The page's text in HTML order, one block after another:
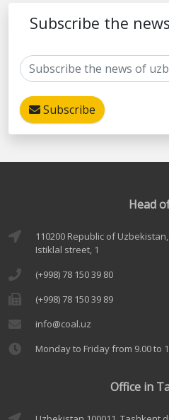
Subscribe the
Subscribe
Head
110200 Republic of
Istiklal street, 1
(+998) 78 150 39 80
(+998) 78 150 39 89
info@coal.uz
Monday to Friday from 9.00 to
Office in